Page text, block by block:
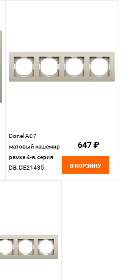
Donel A07
матовый кашемир
рамка 4-я, серия
DB, DE21435
647 ₽
В КОРЗИНУ